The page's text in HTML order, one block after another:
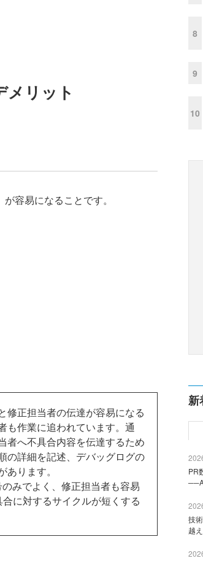
リット
容易になることです。
正担当者の伝達が容易になる
も作業に追われています。通
者へ不具合内容を伝達するため
の詳細を記述、デバッグログの
ります。
みでよく、修正担当者も容易
に対するサイクルが短くする
8
9
10
新
PR
技
越